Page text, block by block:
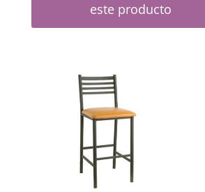
este producto